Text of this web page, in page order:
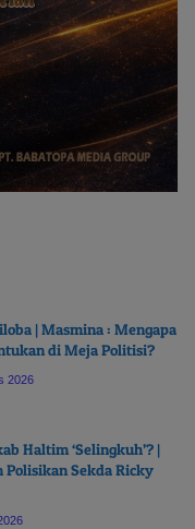
| Masmina : Mengapa
di Meja Politisi?
2026
Haltim ‘Selingkuh’? |
Polisikan Sekda Ricky